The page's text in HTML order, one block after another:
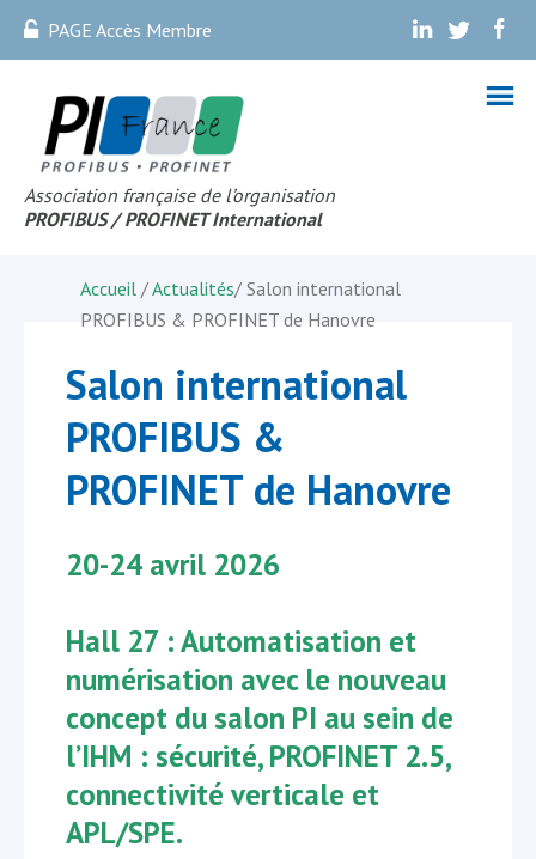
PAGE Accès Membre . . .
Association française de l’organisation
PROFIBUS / PROFINET International
Accueil /Actualités/ Salon international
PROFIBUS & PROFINET de Hanovre
Salon international
PROFIBUS &
PROFINET de Hanovre
20-24 avril 2026
Hall 27 : Automatisation et
numérisation avec le nouveau
concept du salon PI au sein de
l’IHM : sécurité, PROFINET 2.5,
connectivité verticale et
APL/SPE.